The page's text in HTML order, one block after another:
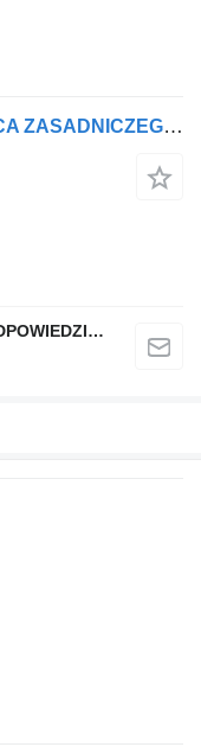
Haldex GLÓWNY ZAWÓR HAMULCA ZASADNICZEGO 320063121 pneimatiskais vārsts paredzēts MAN vilcēja
QINDITO SPÓŁKA Z OGRANICZONĄ ODPOWIEDZIALNOŚCIĄ